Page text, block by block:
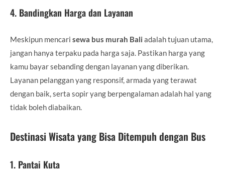
4. Bandingkan Harga dan Layanan
Meskipun mencari sewa bus murah Bali adalah tujuan utama,
jangan hanya terpaku pada harga saja. Pastikan harga yang
kamu bayar sebanding dengan layanan yang diberikan.
Layanan pelanggan yang responsif, armada yang terawat
dengan baik, serta sopir yang berpengalaman adalah hal yang
tidak boleh diabaikan.
Destinasi Wisata yang Bisa Ditempuh dengan Bus
1. Pantai Kuta